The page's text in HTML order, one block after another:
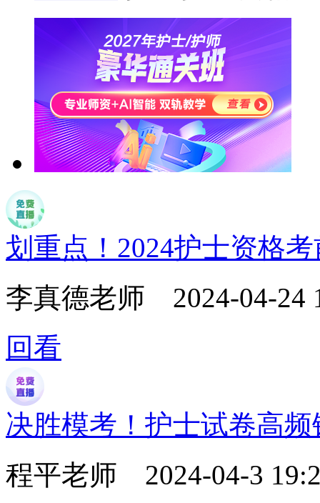
划重点！2024护士资格
李真德老师 2024-04-24
回看
决胜模考！护士试卷高
程平老师 2024-04-3